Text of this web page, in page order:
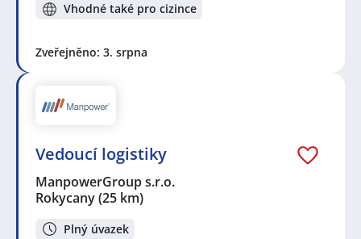
Vhodné také pro cizince
Zveřejněno: 3. srpna
Vedoucí logistiky
ManpowerGroup s.r.o.
Rokycany(25 km)
Plný úvazek